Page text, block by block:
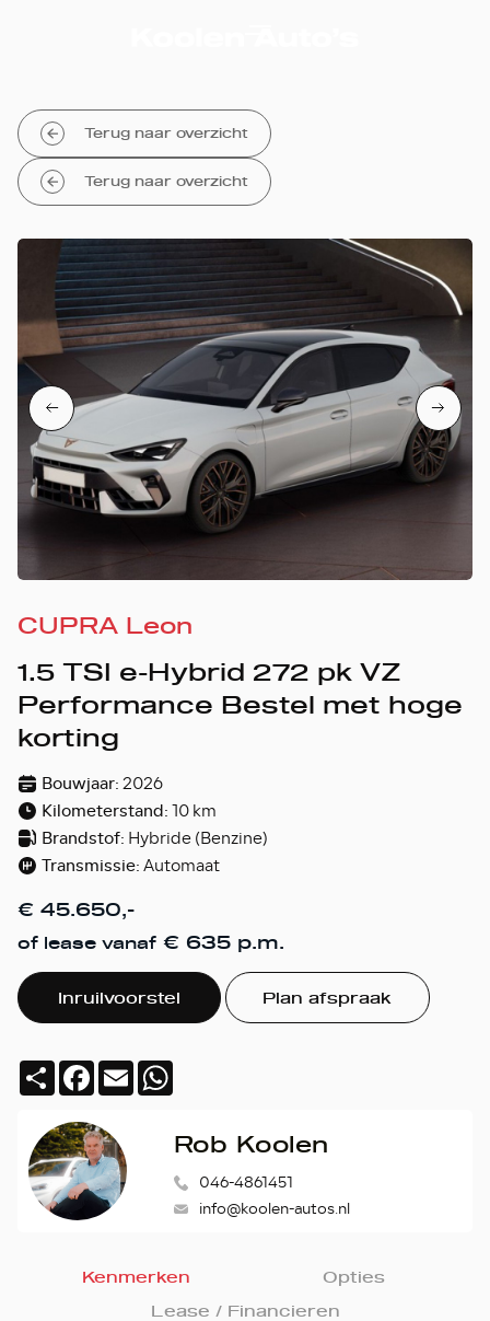
Terug naar overzicht
Terug naar overzicht
CUPRA Leon
1.5 TSI e-Hybrid 272 pk VZ
Performance Bestel met hoge
korting
Bouwjaar:2026
Kilometerstand:10 km
Brandstof: Hybride (Benzine)
Transmissie:Automaat
€ 45.650,-
of lease vanaf € 635 p.m.
Inruilvoorstel Plan afspraak
DeelFacebook
Email
Rob Koolen
046-4861451
info@koolen-autos.nl
Kenmerken
Opties
Lease / Financieren